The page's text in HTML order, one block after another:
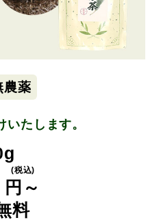
農薬
たします。
円～
(税込)
料